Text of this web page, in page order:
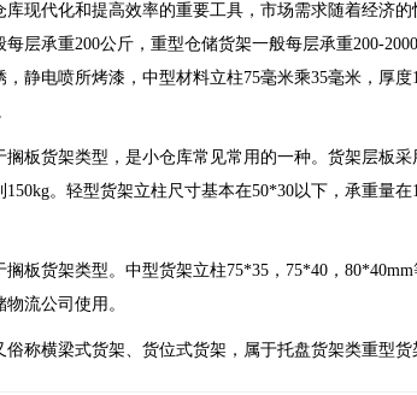
库现代化和提高效率的重要工具，市场需求随着经济
层承重200公斤，重型仓储货架一般每层承重200-
静电喷所烤漆，中型材料立柱75毫米乘35毫米，厚
搁板货架类型，是小仓库常见常用的一种。货架层板
。轻型货架立柱尺寸基本在50*30以下，承重量
板货架类型。中型货架立柱75*35，75*40，
流公司使用。
称横梁式货架、货位式货架，属于托盘货架类重型货